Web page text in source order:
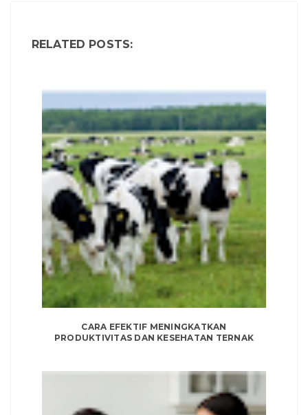
RELATED POSTS:
CARA EFEKTIF MENINGKATKAN
PRODUKTIVITAS DAN KESEHATAN TERNAK